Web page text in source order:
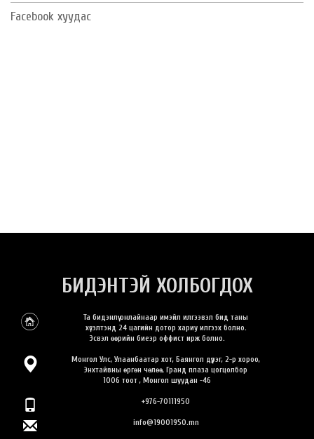
Facebook хуудас
БИДЭНТЭЙ ХОЛБОГДОХ
Та бидэнлүү онлайнаар имэйл илгээвэл бид таны
хүсэлтэнд 24 цагийн дотор хариу илгээх болно.
Эсвэл өөрийн биеэр оффист ирж болно.
Монгол Улс, Улаанбаатар хот, Баянгол дүүрэг, 2-р хороо,
Энхтайвны өргөн чөлөө, Гранд плаза цогцолбор
1006 тоот , Монгол шуудан -46
+976-70111950
info@19001950.mn